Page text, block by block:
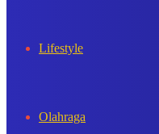
Lifestyle
Olahraga